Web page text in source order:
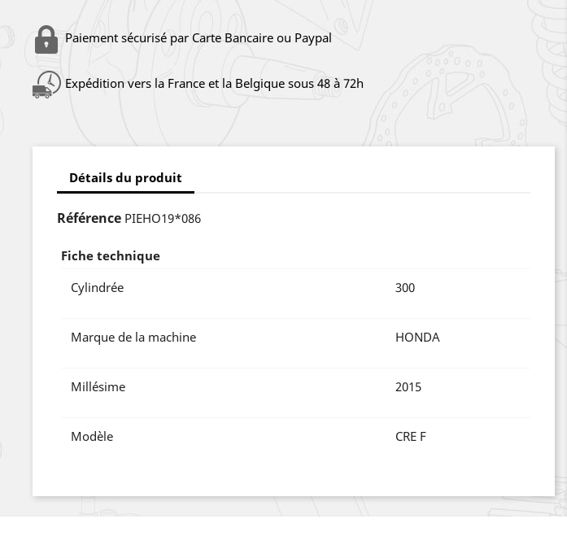
Paiement sécurisé par Carte Bancaire ou Paypal
Expédition vers la France et la Belgique sous 48 à 72h
Détails du produit
Référence PIEHO19*086
Fiche technique
Cylindrée
300
Marque de la machine HONDA
Millésime 2015
Modèle CRE F